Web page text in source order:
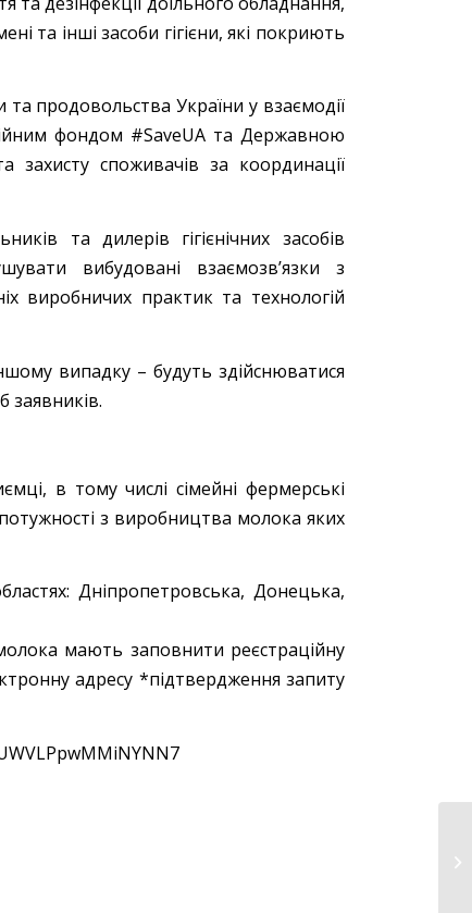
та інші засоби гігієни, які покриють
продовольства України у взаємодії
фондом #SaveUA та Державною
захисту споживачів за координації
та дилерів гігієнічних засобів
вибудовані взаємозв’язки з
виробничих практик та технологій
випадку – будуть здійснюватися
заявників.
в тому числі сімейні фермерські
з виробництва молока яких
Дніпропетровська, Донецька,
мають заповнити реєстраційну
адресу *підтвердження запиту